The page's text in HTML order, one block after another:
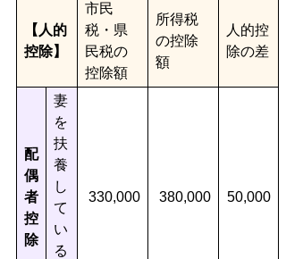
【人的
控除】
市民
税・県
民税の
控除額
所得税
の控除
額
人的控
除の差
配
偶
者
控
除
妻
を
扶
養
し
て
い
る
330,000 380,000 50,000